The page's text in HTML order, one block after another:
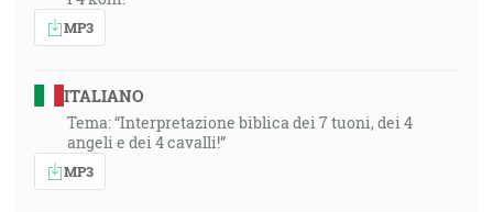
MP3
ITALIANO
Tema: “Interpretazione biblica dei 7 tuoni, dei 4
angeli e dei 4 cavalli!”
MP3